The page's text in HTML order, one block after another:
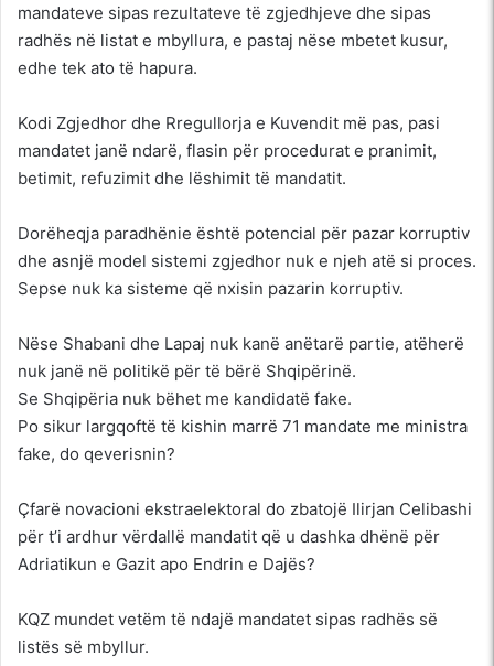
mandateve sipas rezultateve të zgjedhjeve dhe sipas
radhës në listat e mbyllura, e pastaj nëse mbetet kusur,
edhe tek ato të hapura.
Kodi Zgjedhor dhe Rregullorja e Kuvendit më pas, pasi
mandatet janë ndarë, flasin për procedurat e pranimit,
betimit, refuzimit dhe lëshimit të mandatit.
Dorëheqja paradhënie është potencial për pazar korruptiv
dhe asnjë model sistemi zgjedhor nuk e njeh atë si proces.
Sepse nuk ka sisteme që nxisin pazarin korruptiv.
Nëse Shabani dhe Lapaj nuk kanë anëtarë partie, atëherë
nuk janë në politikë për të bërë Shqipërinë.
Se Shqipëria nuk bëhet me kandidatë fake.
Po sikur largqoftë të kishin marrë 71 mandate me ministra
fake, do qeverisnin?
Çfarë novacioni ekstraelektoral do zbatojë Ilirjan Celibashi
për t’i ardhur vërdallë mandatit që u dashka dhënë për
Adriatikun e Gazit apo Endrin e Dajës?
KQZ mundet vetëm të ndajë mandatet sipas radhës së
listës së mbyllur.